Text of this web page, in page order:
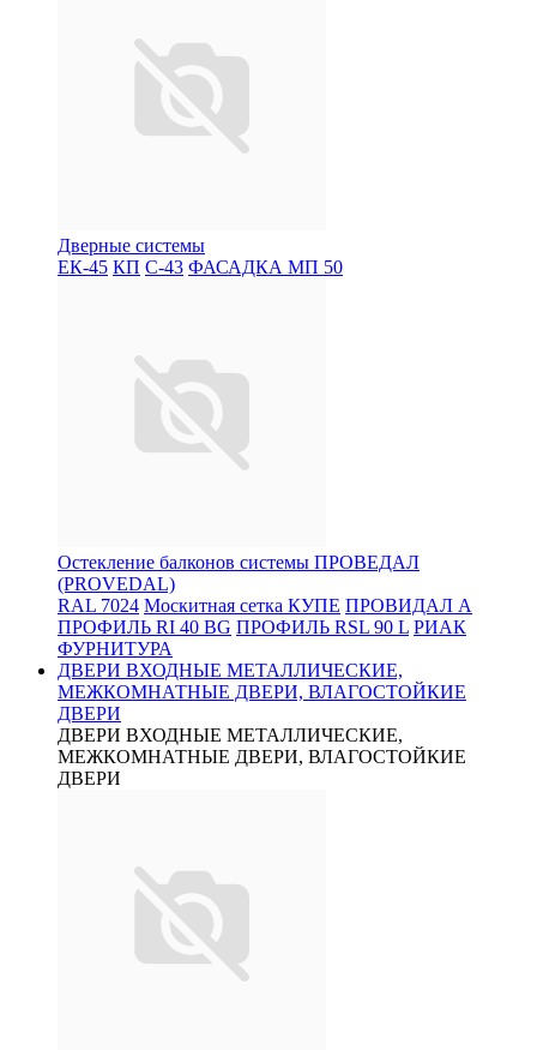
Дверные системы
ЕК-45 КП С-43 ФАСАДКА МП 50
Остекление балконов системы ПРОВЕДАЛ
(PROVEDAL)
RAL 7024 Москитная сетка КУПЕ ПРОВИДАЛ А
ПРОФИЛЬ RI 40 BG ПРОФИЛЬ RSL 90 L РИАК
ФУРНИТУРА
ДВЕРИ ВХОДНЫЕ МЕТАЛЛИЧЕСКИЕ,
МЕЖКОМНАТНЫЕ ДВЕРИ, ВЛАГОСТОЙКИЕ
ДВЕРИ
ДВЕРИ ВХОДНЫЕ МЕТАЛЛИЧЕСКИЕ,
МЕЖКОМНАТНЫЕ ДВЕРИ, ВЛАГОСТОЙКИЕ
ДВЕРИ